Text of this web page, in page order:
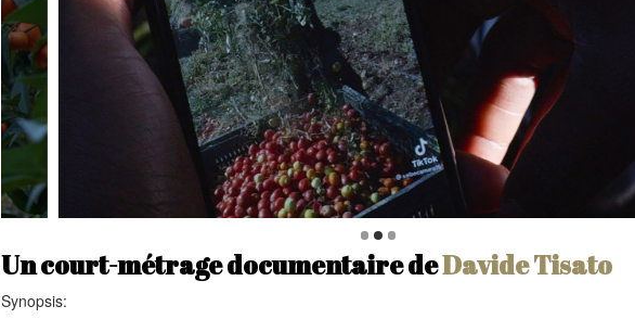
Un court-métrage documentaire deDavide Tisato
Synopsis: